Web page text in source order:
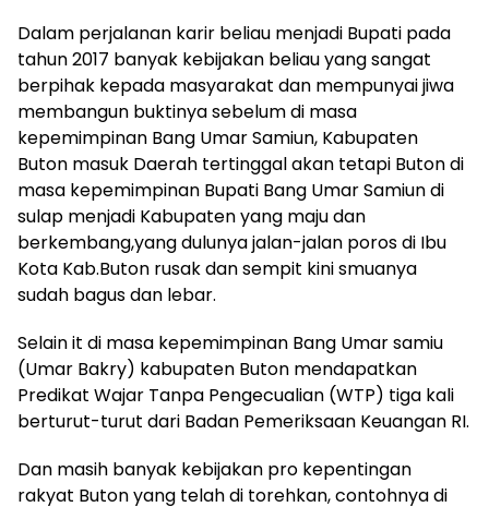
Dalam perjalanan karir beliau menjadi Bupati pada
tahun 2017 banyak kebijakan beliau yang sangat
berpihak kepada masyarakat dan mempunyai jiwa
membangun buktinya sebelum di masa
kepemimpinan Bang Umar Samiun, Kabupaten
Buton masuk Daerah tertinggal akan tetapi Buton di
masa kepemimpinan Bupati Bang Umar Samiun di
sulap menjadi Kabupaten yang maju dan
berkembang,yang dulunya jalan-jalan poros di Ibu
Kota Kab.Buton rusak dan sempit kini smuanya
sudah bagus dan lebar.
Selain it di masa kepemimpinan Bang Umar samiu
(Umar Bakry) kabupaten Buton mendapatkan
Predikat Wajar Tanpa Pengecualian (WTP) tiga kali
berturut-turut dari Badan Pemeriksaan Keuangan RI.
Dan masih banyak kebijakan pro kepentingan
rakyat Buton yang telah di torehkan, contohnya di